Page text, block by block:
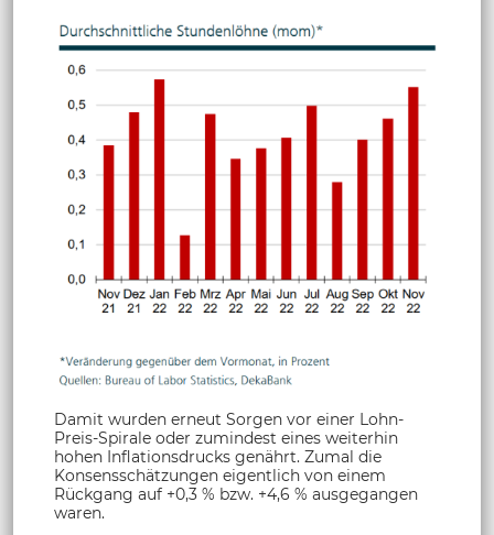
Damit wurden erneut Sorgen vor einer Lohn-
Preis-Spirale oder zumindest eines weiterhin
hohen Inflationsdrucks genährt. Zumal die
Konsensschätzungen eigentlich von einem
Rückgang auf +0,3 % bzw. +4,6 % ausgegangen
waren.